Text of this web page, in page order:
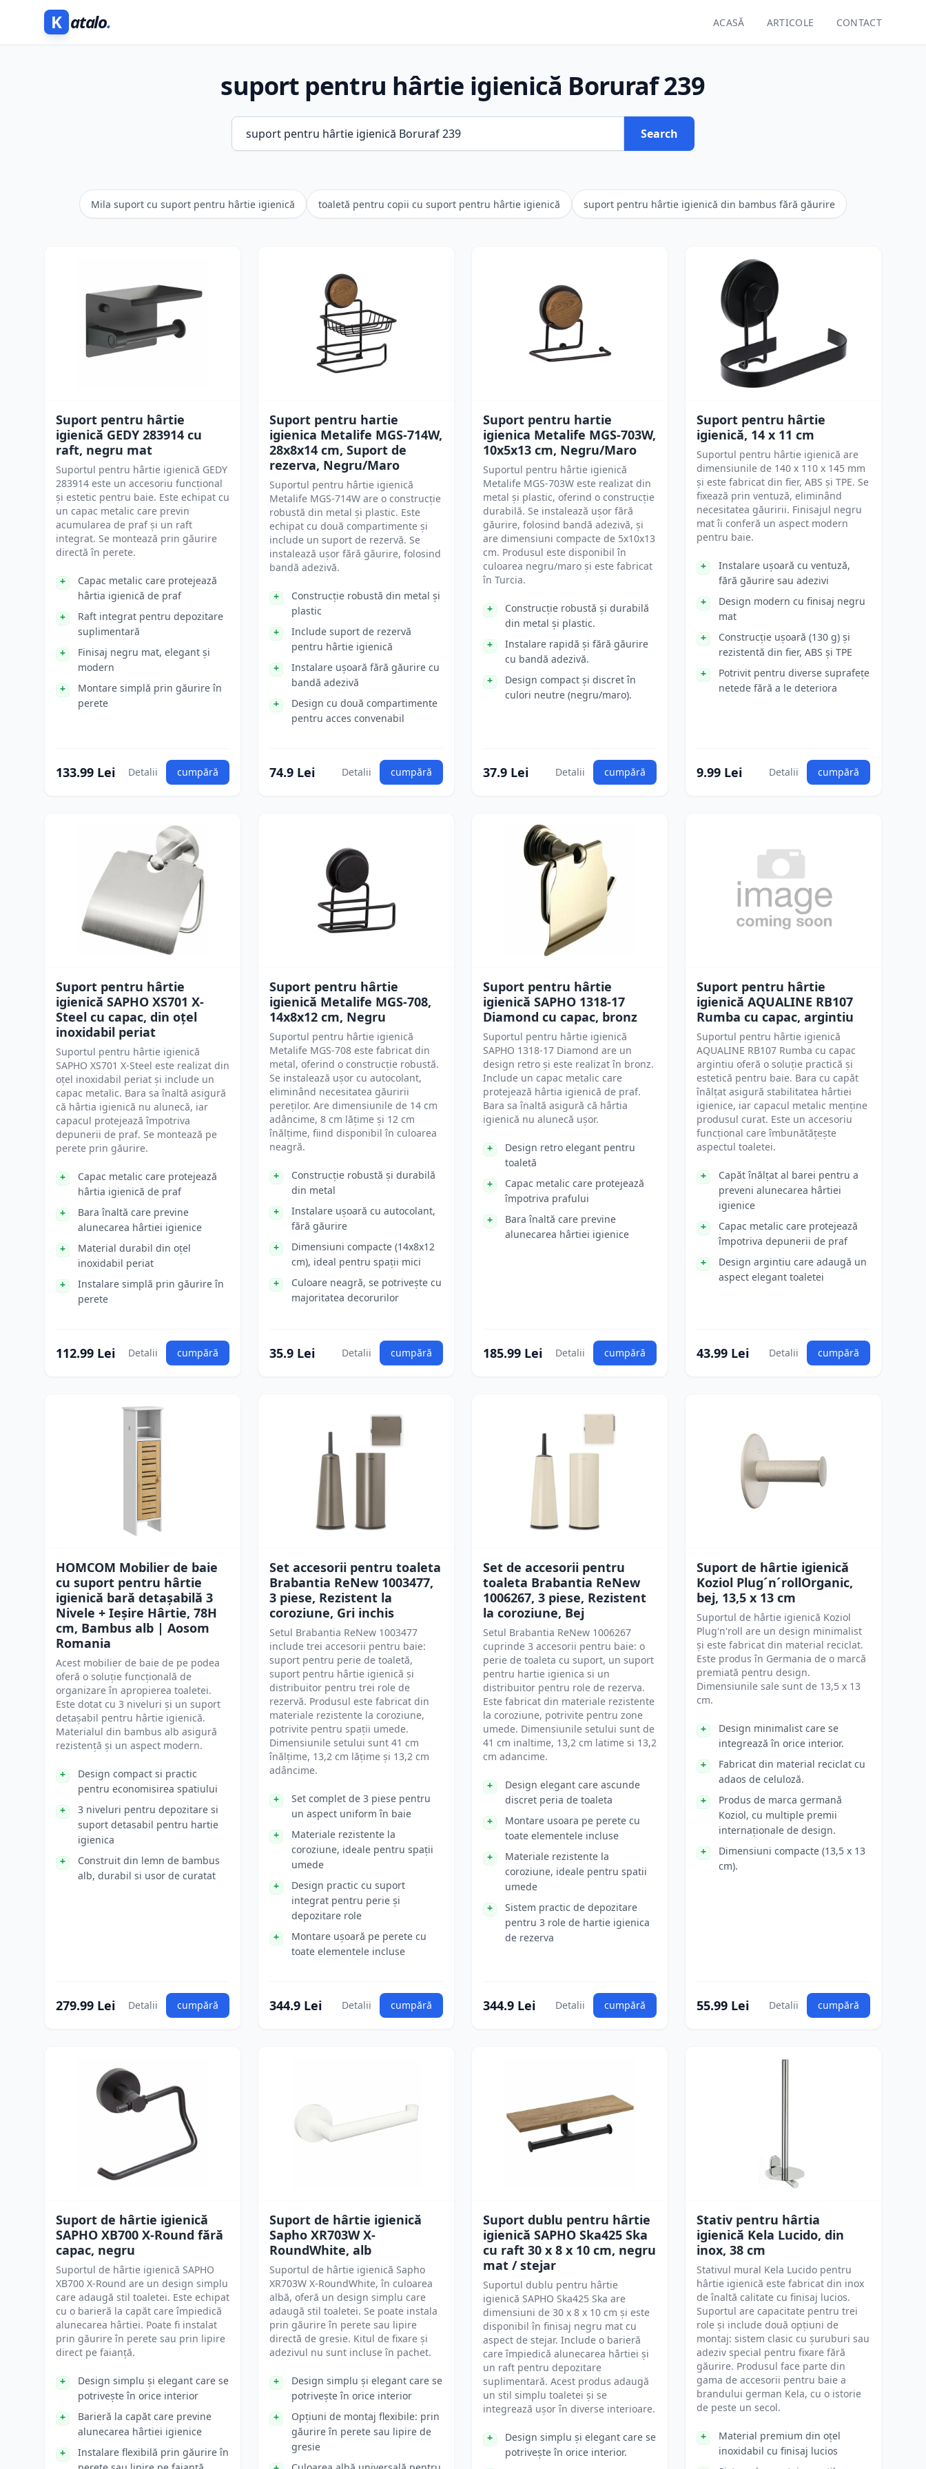
K atalo. ACASĂ ARTICOLE CONTACT
suport pentru hârtie igienică Boruraf 239
Search
Mila suport cu suport pentru hârtie igienică toaletă pentru copii cu suport pentru hârtie igienică suport pentru hârtie igienică din bambus fără găurire
Suport pentru hârtie
igienică GEDY 283914 cu
raft, negru mat
Suportul pentru hârtie igienică GEDY
283914 este un accesoriu funcțional
și estetic pentru baie. Este echipat cu
un capac metalic care previn
acumularea de praf și un raft
integrat. Se montează prin găurire
directă în perete.
Capac metalic care protejează
hârtia igienică de praf
Raft integrat pentru depozitare
suplimentară
Finisaj negru mat, elegant și
modern
Montare simplă prin găurire în
perete
133.99 Lei Detalii cumpără
Suport pentru hartie
igienica Metalife MGS-714W,
28x8x14 cm, Suport de
rezerva, Negru/Maro
Suportul pentru hârtie igienică
Metalife MGS-714W are o construcție
robustă din metal și plastic. Este
echipat cu două compartimente și
include un suport de rezervă. Se
instalează ușor fără găurire, folosind
bandă adezivă.
Construcție robustă din metal și
plastic
Include suport de rezervă
pentru hârtie igienică
Instalare ușoară fără găurire cu
bandă adezivă
Design cu două compartimente
pentru acces convenabil
74.9 Lei Detalii cumpără
Suport pentru hartie
igienica Metalife MGS-703W,
10x5x13 cm, Negru/Maro
Suportul pentru hârtie igienică
Metalife MGS-703W este realizat din
metal și plastic, oferind o construcție
durabilă. Se instalează ușor fără
găurire, folosind bandă adezivă, și
are dimensiuni compacte de 5x10x13
cm. Produsul este disponibil în
culoarea negru/maro și este fabricat
în Turcia.
Construcție robustă și durabilă
din metal și plastic.
Instalare rapidă și fără găurire
cu bandă adezivă.
Design compact și discret în
culori neutre (negru/maro).
37.9 Lei Detalii cumpără
Suport pentru hârtie
igienică, 14 x 11 cm
Suportul pentru hârtie igienică are
dimensiunile de 140 x 110 x 145 mm
și este fabricat din fier, ABS și TPE. Se
fixează prin ventuză, eliminând
necesitatea găuririi. Finisajul negru
mat îi conferă un aspect modern
pentru baie.
Instalare ușoară cu ventuză,
fără găurire sau adezivi
Design modern cu finisaj negru
mat
Construcție ușoară (130 g) și
rezistentă din fier, ABS și TPE
Potrivit pentru diverse suprafețe
netede fără a le deteriora
9.99 Lei Detalii cumpără
Suport pentru hârtie
igienică SAPHO XS701 X-
Steel cu capac, din oțel
inoxidabil periat
Suportul pentru hârtie igienică
SAPHO XS701 X-Steel este realizat din
oțel inoxidabil periat și include un
capac metalic. Bara sa înaltă asigură
că hârtia igienică nu alunecă, iar
capacul protejează împotriva
depunerii de praf. Se montează pe
perete prin găurire.
Capac metalic care protejează
hârtia igienică de praf
Bara înaltă care previne
alunecarea hârtiei igienice
Material durabil din oțel
inoxidabil periat
Instalare simplă prin găurire în
perete
112.99 Lei Detalii cumpără
Suport pentru hârtie
igienică Metalife MGS-708,
14x8x12 cm, Negru
Suportul pentru hârtie igienică
Metalife MGS-708 este fabricat din
metal, oferind o construcție robustă.
Se instalează ușor cu autocolant,
eliminând necesitatea găuririi
pereților. Are dimensiunile de 14 cm
adâncime, 8 cm lățime și 12 cm
înălțime, fiind disponibil în culoarea
neagră.
Construcție robustă și durabilă
din metal
Instalare ușoară cu autocolant,
fără găurire
Dimensiuni compacte (14x8x12
cm), ideal pentru spații mici
Culoare neagră, se potrivește cu
majoritatea decorurilor
35.9 Lei Detalii cumpără
Suport pentru hârtie
igienică SAPHO 1318-17
Diamond cu capac, bronz
Suportul pentru hârtie igienică
SAPHO 1318-17 Diamond are un
design retro și este realizat în bronz.
Include un capac metalic care
protejează hârtia igienică de praf.
Bara sa înaltă asigură că hârtia
igienică nu alunecă ușor.
Design retro elegant pentru
toaletă
Capac metalic care protejează
împotriva prafului
Bara înaltă care previne
alunecarea hârtiei igienice
185.99 Lei Detalii cumpără
Suport pentru hârtie
igienică AQUALINE RB107
Rumba cu capac, argintiu
Suportul pentru hârtie igienică
AQUALINE RB107 Rumba cu capac
argintiu oferă o soluție practică și
estetică pentru baie. Bara cu capăt
înălțat asigură stabilitatea hârtiei
igienice, iar capacul metalic menține
produsul curat. Este un accesoriu
funcțional care îmbunătățește
aspectul toaletei.
Capăt înălțat al barei pentru a
preveni alunecarea hârtiei
igienice
Capac metalic care protejează
împotriva depunerii de praf
Design argintiu care adaugă un
aspect elegant toaletei
43.99 Lei Detalii cumpără
HOMCOM Mobilier de baie
cu suport pentru hârtie
igienică bară detașabilă 3
Nivele + Ieșire Hârtie, 78H
cm, Bambus alb | Aosom
Romania
Acest mobilier de baie de pe podea
oferă o soluție funcțională de
organizare în apropierea toaletei.
Este dotat cu 3 niveluri și un suport
detașabil pentru hârtie igienică.
Materialul din bambus alb asigură
rezistență și un aspect modern.
Design compact si practic
pentru economisirea spatiului
3 niveluri pentru depozitare si
suport detasabil pentru hartie
igienica
Construit din lemn de bambus
alb, durabil si usor de curatat
279.99 Lei Detalii cumpără
Set accesorii pentru toaleta
Brabantia ReNew 1003477,
3 piese, Rezistent la
coroziune, Gri inchis
Setul Brabantia ReNew 1003477
include trei accesorii pentru baie:
suport pentru perie de toaletă,
suport pentru hârtie igienică și
distribuitor pentru trei role de
rezervă. Produsul este fabricat din
materiale rezistente la coroziune,
potrivite pentru spații umede.
Dimensiunile setului sunt 41 cm
înălțime, 13,2 cm lățime și 13,2 cm
adâncime.
Set complet de 3 piese pentru
un aspect uniform în baie
Materiale rezistente la
coroziune, ideale pentru spații
umede
Design practic cu suport
integrat pentru perie și
depozitare role
Montare ușoară pe perete cu
toate elementele incluse
344.9 Lei Detalii cumpără
Set de accesorii pentru
toaleta Brabantia ReNew
1006267, 3 piese, Rezistent
la coroziune, Bej
Setul Brabantia ReNew 1006267
cuprinde 3 accesorii pentru baie: o
perie de toaleta cu suport, un suport
pentru hartie igienica si un
distribuitor pentru role de rezerva.
Este fabricat din materiale rezistente
la coroziune, potrivite pentru zone
umede. Dimensiunile setului sunt de
41 cm inaltime, 13,2 cm latime si 13,2
cm adancime.
Design elegant care ascunde
discret peria de toaleta
Montare usoara pe perete cu
toate elementele incluse
Materiale rezistente la
coroziune, ideale pentru spatii
umede
Sistem practic de depozitare
pentru 3 role de hartie igienica
de rezerva
344.9 Lei Detalii cumpără
Suport de hârtie igienică
Koziol Plug´n´rollOrganic,
bej, 13,5 x 13 cm
Suportul de hârtie igienică Koziol
Plug'n'roll are un design minimalist
și este fabricat din material reciclat.
Este produs în Germania de o marcă
premiată pentru design.
Dimensiunile sale sunt de 13,5 x 13
cm.
Design minimalist care se
integrează în orice interior.
Fabricat din material reciclat cu
adaos de celuloză.
Produs de marca germană
Koziol, cu multiple premii
internaționale de design.
Dimensiuni compacte (13,5 x 13
cm).
55.99 Lei Detalii cumpără
Suport de hârtie igienică
SAPHO XB700 X-Round fără
capac, negru
Suportul de hârtie igienică SAPHO
XB700 X-Round are un design simplu
care adaugă stil toaletei. Este echipat
cu o barieră la capăt care împiedică
alunecarea hârtiei. Poate fi instalat
prin găurire în perete sau prin lipire
direct pe faianță.
Design simplu și elegant care se
potrivește în orice interior
Barieră la capăt care previne
alunecarea hârtiei igienice
Instalare flexibilă prin găurire în
Suport de hârtie igienică
Sapho XR703W X-
RoundWhite, alb
Suportul de hârtie igienică Sapho
XR703W X-RoundWhite, în culoarea
albă, oferă un design simplu care
adaugă stil toaletei. Se poate instala
prin găurire în perete sau lipire
directă de gresie. Kitul de fixare și
adezivul nu sunt incluse în pachet.
Design simplu și elegant care se
potrivește în orice interior
Opțiuni de montaj flexibile: prin
găurire în perete sau lipire de
gresie
Suport dublu pentru hârtie
igienică SAPHO Ska425 Ska
cu raft 30 x 8 x 10 cm, negru
mat / stejar
Suportul dublu pentru hârtie
igienică SAPHO Ska425 Ska are
dimensiuni de 30 x 8 x 10 cm și este
disponibil în finisaj negru mat cu
aspect de stejar. Include o barieră
care împiedică alunecarea hârtiei și
un raft pentru depozitare
suplimentară. Acest produs adaugă
un stil simplu toaletei și se
integrează ușor în diverse interioare.
Design simplu și elegant care se
potrivește în orice interior.
Stativ pentru hârtia
igienică Kela Lucido, din
inox, 38 cm
Stativul mural Kela Lucido pentru
hârtie igienică este fabricat din inox
de înaltă calitate cu finisaj lucios.
Suportul are capacitate pentru trei
role și include două opțiuni de
montaj: sistem clasic cu șuruburi sau
adeziv special pentru fixare fără
găurire. Produsul face parte din
gama de accesorii pentru baie a
brandului german Kela, cu o istorie
de peste un secol.
Material premium din oțel
inoxidabil cu finisaj lucios